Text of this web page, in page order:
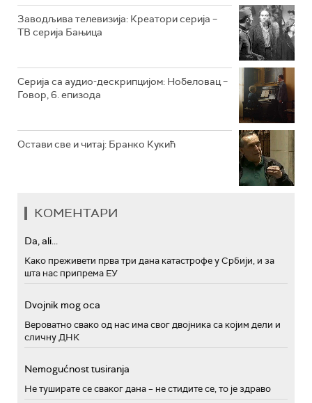
Заводљива телевизија: Креатори серија –
ТВ серија Бањица
Серија са аудио-дескрипцијом: Нобеловац –
Говор, 6. епизода
Остави све и читај: Бранко Кукић
КОМЕНТАРИ
Da, ali...
Како преживети прва три дана катастрофе у Србији, и за
шта нас припрема ЕУ
Dvojnik mog oca
Вероватно свако од нас има свог двојника са којим дели и
сличну ДНК
Nemogućnost tusiranja
Не туширате се сваког дана – не стидите се, то је здраво